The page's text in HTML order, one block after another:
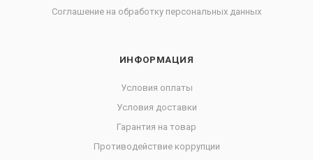
Соглашение на обработку персональных данных
ИНФОРМАЦИЯ
Условия оплаты
Условия доставки
Гарантия на товар
Противодействие коррупции